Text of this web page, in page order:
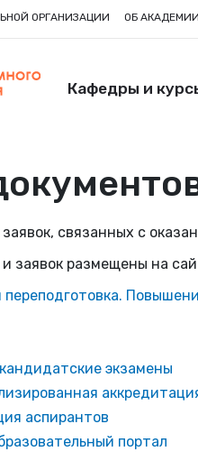
ОРГАНИЗАЦИИ ОБ АКАДЕМИИ
Кафедры и
связанных с
заявок размещены на
переподготовка.
экзамены
аспирантов
портал